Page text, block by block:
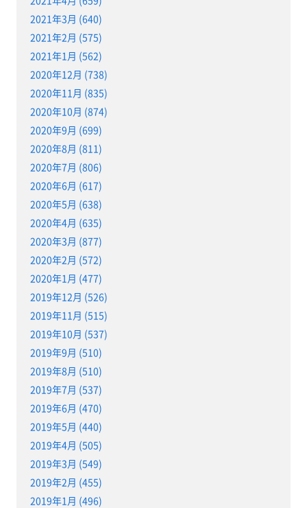
2021年3月 (640)
2021年2月 (575)
2021年1月 (562)
2020年12月 (738)
2020年11月 (835)
2020年10月 (874)
2020年9月 (699)
2020年8月 (811)
2020年7月 (806)
2020年6月 (617)
2020年5月 (638)
2020年4月 (635)
2020年3月 (877)
2020年2月 (572)
2020年1月 (477)
2019年12月 (526)
2019年11月 (515)
2019年10月 (537)
2019年9月 (510)
2019年8月 (510)
2019年7月 (537)
2019年6月 (470)
2019年5月 (440)
2019年4月 (505)
2019年3月 (549)
2019年2月 (455)
2019年1月 (496)